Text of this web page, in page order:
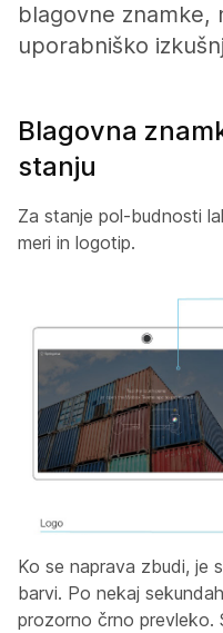
blagovne znamke,
uporabniško
Blagovna
stanju
Za stanje pol-budnosti
meri in logotip.
Ko se naprava zbudi, je
barvi. Po nekaj
prozorno črno prevleko.